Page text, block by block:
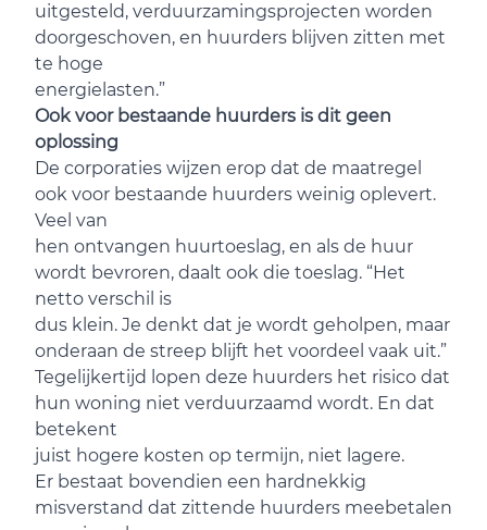
uitgesteld, verduurzamingsprojecten worden
doorgeschoven, en huurders blijven zitten met
te hoge
energielasten.”
Ook voor bestaande huurders is dit geen
oplossing
De corporaties wijzen erop dat de maatregel
ook voor bestaande huurders weinig oplevert.
Veel van
hen ontvangen huurtoeslag, en als de huur
wordt bevroren, daalt ook die toeslag. “Het
netto verschil is
dus klein. Je denkt dat je wordt geholpen, maar
onderaan de streep blijft het voordeel vaak uit.”
Tegelijkertijd lopen deze huurders het risico dat
hun woning niet verduurzaamd wordt. En dat
betekent
juist hogere kosten op termijn, niet lagere.
Er bestaat bovendien een hardnekkig
misverstand dat zittende huurders meebetalen